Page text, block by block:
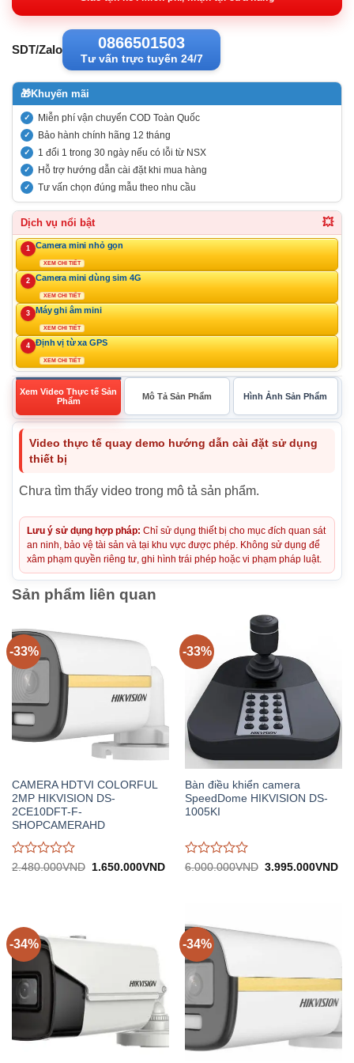
SDT/Zalo 0866501503
Tư vấn trực tuyến 24/7
🎁Khuyến mãi
Miễn phí vận chuyển COD Toàn Quốc
Bảo hành chính hãng 12 tháng
1 đổi 1 trong 30 ngày nếu có lỗi từ NSX
Hỗ trợ hướng dẫn cài đặt khi mua hàng
Tư vấn chọn đúng mẫu theo nhu cầu
Dịch vụ nổi bật 💥
1 Camera mini nhỏ gọn
XEM CHI TIẾT
2 Camera mini dùng sim 4G
XEM CHI TIẾT
3 Máy ghi âm mini
XEM CHI TIẾT
4 Định vị từ xa GPS
XEM CHI TIẾT
Xem Video Thực tế Sản
Phẩm
Mô Tả Sản Phẩm Hình Ảnh Sản Phẩm
Video thực tế quay demo hướng dẫn cài đặt sử dụng
thiết bị
Chưa tìm thấy video trong mô tả sản phẩm.
Lưu ý sử dụng hợp pháp: Chỉ sử dụng thiết bị cho mục đích quan sát
an ninh, bảo vệ tài sản và tại khu vực được phép. Không sử dụng để
xâm phạm quyền riêng tư, ghi hình trái phép hoặc vi phạm pháp luật.
Sản phẩm liên quan
-33%
CAMERA HDTVI COLORFUL
2MP HIKVISION DS-
2CE10DFT-F-
SHOPCAMERAHD
Được
5
2.480.000VND
Giá
1.650.000VNDGiá
-33%
Bàn điều khiển camera
SpeedDome HIKVISION DS-
1005KI
Được
5
6.000.000VND Giá
3.995.000VNDGiá
-34% -34%